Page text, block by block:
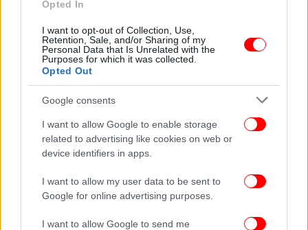
Opted In
I want to opt-out of Collection, Use,
Retention, Sale, and/or Sharing of my
Personal Data that Is Unrelated with the
Purposes for which it was collected.
Opted Out
Google consents
I want to allow Google to enable storage
related to advertising like cookies on web or
device identifiers in apps.
I want to allow my user data to be sent to
Google for online advertising purposes.
I want to allow Google to send me